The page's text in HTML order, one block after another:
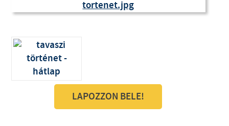
LAPOZZON BELE!